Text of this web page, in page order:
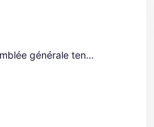
adopté par l’Assemblée générale tenue le 10 octobre 2025